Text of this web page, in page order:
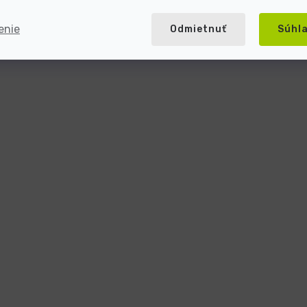
Odmietnuť